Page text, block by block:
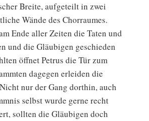
Breite, aufgeteilt in zwei
Wände des Chorraumes.
Ende aller Zeiten die Taten und
und die Gläubigen geschieden
öffnet Petrus die Tür zum
dagegen erleiden die
nur der Gang dorthin, auch
selbst wurde gerne recht
sollten die Gläubigen doch